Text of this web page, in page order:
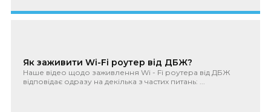
Як заживити Wi-Fi роутер від ДБЖ?
Наше відео щодо заживлення Wi - Fi роутера від ДБЖ
відповідає одразу на декілька з частих питань: ...